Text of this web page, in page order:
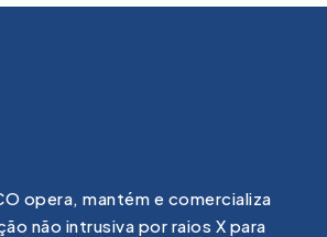
opera, mantém e comercializa
não intrusiva por raios X para